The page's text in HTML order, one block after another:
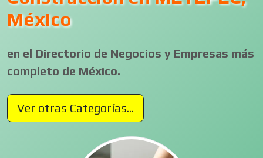
México
en el Directorio de Negocios y Empresas más
completo de México.
Ver otras Categorías...